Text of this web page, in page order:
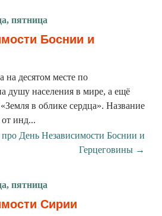
пятница
Боснии и
на десятом месте по
душу населения в мире, а ещё
в облике сердца». Название
инд...
День Независимости Боснии и
Герцеговины →
пятница
Сирии